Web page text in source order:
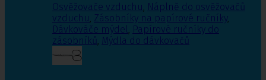
Osvěžovače vzduchu, Náplně do osvěžovačů
vzduchu, Zásobníky na papírové ručníky,
Dávkováče mýdel, Papírové ručníky do
zásobníků, Mýdla do dávkovačů